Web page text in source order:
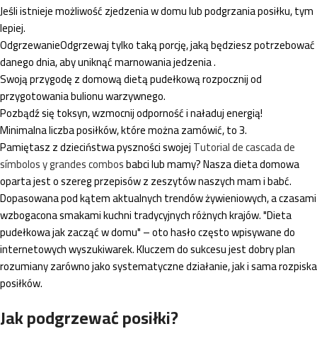
Jeśli istnieje możliwość zjedzenia w domu lub podgrzania posiłku, tym
lepiej.
OdgrzewanieOdgrzewaj tylko taką porcję, jaką będziesz potrzebować
danego dnia, aby uniknąć marnowania jedzenia .
Swoją przygodę z domową dietą pudełkową rozpocznij od
przygotowania bulionu warzywnego.
Pozbądź się toksyn, wzmocnij odporność i naładuj energią!
Minimalna liczba posiłków, które można zamówić, to 3.
Pamiętasz z dzieciństwa pyszności swojejTutorial de cascada de
símbolos y grandes combosbabci lub mamy? Nasza dieta domowa
oparta jest o szereg przepisów z zeszytów naszych mam i babć.
Dopasowana pod kątem aktualnych trendów żywieniowych, a czasami
wzbogacona smakami kuchni tradycyjnych różnych krajów. "Dieta
pudełkowa jak zacząć w domu" – oto hasło często wpisywane do
internetowych wyszukiwarek. Kluczem do sukcesu jest dobry plan
rozumiany zarówno jako systematyczne działanie, jak i sama rozpiska
posiłków.
Jak podgrzewać posiłki?